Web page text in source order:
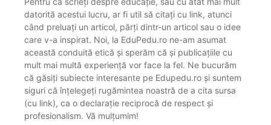
datorită acestui lucru, ar fi util să citați cu link, atunci
când preluați un articol, părți dintr-un articol sau o idee
care v-a inspirat. Noi, la EduPedu.ro ne-am asumat
această conduită etică și sperăm că și publicațiile cu
mult mai multă experiență vor face la fel. Ne bucurăm
că găsiți subiecte interesante pe Edupedu.ro și suntem
siguri că înțelegeți rugămintea noastră de a cita sursa
(cu link), ca o declarație reciprocă de respect și
profesionalism. Vă mulțumim!